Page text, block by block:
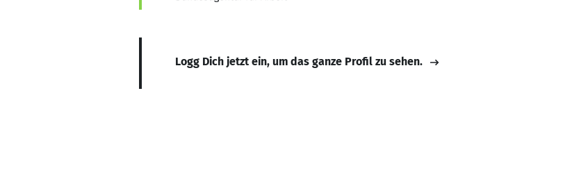
Logg Dich jetzt ein, um das ganze Profil zu sehen.